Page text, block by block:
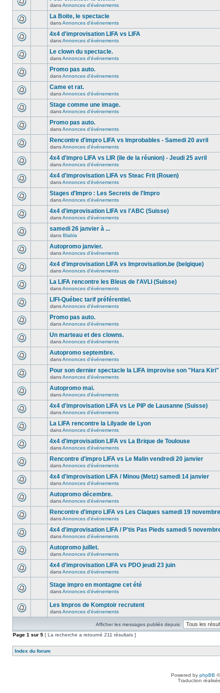
dansAnnonces d'événements
La Boite, le spectacle
dansAnnonces d'événements
4x4 d'improvisation LIFA vs LIFA
dansAnnonces d'événements
Le clown du spectacle.
dansAnnonces d'événements
Promo pas auto.
dansAnnonces d'événements
Came et rat.
dansAnnonces d'événements
Stage comme une image.
dansAnnonces d'événements
Promo pas auto.
dansAnnonces d'événements
Rencontre d'impro LIFA vs Improbables - Samedi 20 avril
dansAnnonces d'événements
4x4 d'impro LIFA vs LIR (ile de la réunion) - Jeudi 25 avril
dansAnnonces d'événements
4x4 d'improvisation LIFA vs Steac Frit (Rouen)
dansAnnonces d'événements
Stages d'Impro : Les Secrets de l'Impro
dansAnnonces d'événements
4x4 d'improvisation LIFA vs l'ABC (Suisse)
dansAnnonces d'événements
samedi 26 janvier à ...
dans Blabla
Autopromo janvier.
dansAnnonces d'événements
4x4 d'improvisation LIFA vs Improvisation.be (belgique)
dansAnnonces d'événements
La LIFA rencontre les Bleus de l'AVLI (Suisse)
dansAnnonces d'événements
LIFI-Québec tarif préférentiel.
dansAnnonces d'événements
Promo pas auto.
dansAnnonces d'événements
Un marteau et des clowns.
dansAnnonces d'événements
Autopromo septembre.
dansAnnonces d'événements
Pour son dernier spectacle la LIFA improvise son "Hara Kiri"
dansAnnonces d'événements
Autopromo mai.
dansAnnonces d'événements
4x4 d'improvisation LIFA vs Le PIP de Lausanne (Suisse)
dansAnnonces d'événements
La LIFA rencontre la Lilyade de Lyon
dansAnnonces d'événements
4x4 d'improvisation LIFA vs La Brique de Toulouse
dansAnnonces d'événements
Rencontre d'impro LIFA vs Le Malin vendredi 20 janvier
dansAnnonces d'événements
4x4 d'improvisation LIFA / Minou (Metz) samedi 14 janvier
dansAnnonces d'événements
Autopromo décembre.
dansAnnonces d'événements
Rencontre d'impro LIFA vs Les Claques samedi 19 novembre
dansAnnonces d'événements
4x4 d'improvisation LIFA / P'tis Pas Pieds samedi 5
dansAnnonces d'événements
Autopromo juillet.
dansAnnonces d'événements
4x4 d'improvisation LIFA vs PDO jeudi 23 juin
dansAnnonces d'événements
Stage impro en montagne cet été
dansAnnonces d'événements
Les Impros de Komptoir recrutent
dansAnnonces d'événements
Afficher les messages publiés depuis:
Page 1 sur 5 [ La recherche a retourné 211 résultats ]
Index du forum
Powered by phpBB
Traduction